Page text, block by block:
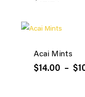
Acai Mints
$14.00 – $